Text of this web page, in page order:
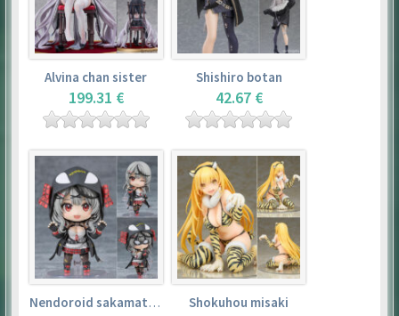
Alvina chan sister
199.31 €
Shishiro botan
42.67 €
Nendoroid sakamata chloe Shokuhou misaki